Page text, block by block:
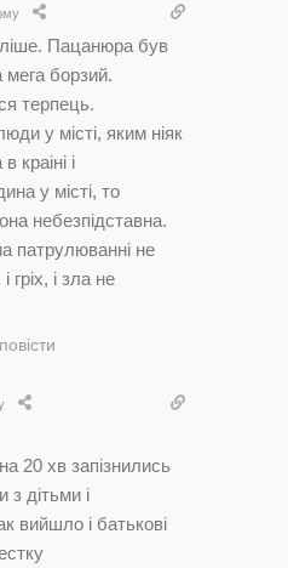
Пацанюра був
борзий.
терпець.
у місті, яким ніяк
краіні і
у місті, то
небезпідставна.
патрулюванні не
гріх, і зла не
20 хв запізнились
дітьми і
вийшло і батькові